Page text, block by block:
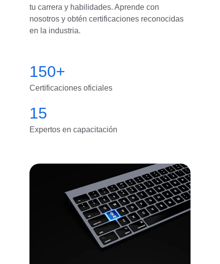
tu carrera y habilidades. Aprende con
nosotros y obtén certificaciones reconocidas
en la industria.
150+
15
Expertos en capacitación
Certificaciones oficiales